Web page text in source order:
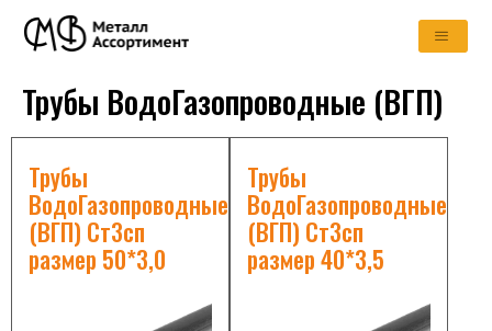
Трубы ВодоГазопроводные (ВГП)
Трубы
ВодоГазопроводные
(ВГП) Ст3сп
размер 50*3,0
Трубы
ВодоГазопроводные
(ВГП) Ст3сп
размер 40*3,5